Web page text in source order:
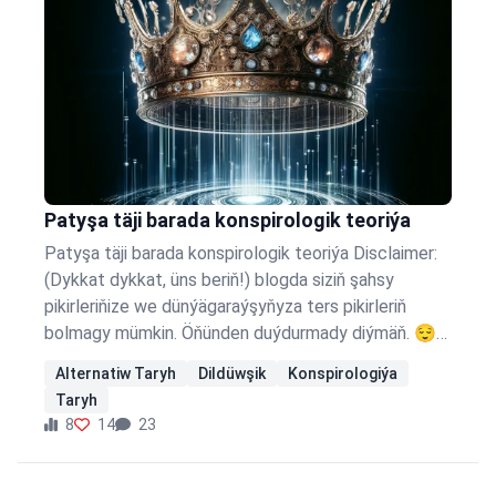
Patyşa täji barada konspirologik teoriýa
Patyşa täji barada konspirologik teoriýa Disclaimer:
(Dykkat dykkat, üns beriň!) blogda siziň şahsy
pikirleriňize we dünýägaraýşyňyza ters pikirleriň
bolmagy mümkin. Öňünden duýdurmady diýmäň. 😌
Eýsemde patyşanyň täji näme? Täç monarhyň
(patyşanyň, soltanyň, emiriň we ş.m) güýç
gudratynyň simwoly. Ýönekeýje hiç zada peýdasy
degmeýän täç nädip patyşa güýç gudrat bagyş edip
Alternatiw Taryh Dildüwşik
Konspirologiýa
Taryh
8
14 23